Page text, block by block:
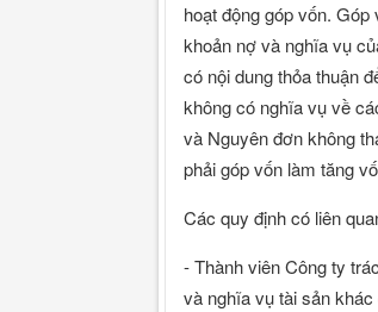
hoạt động góp vốn.
khoản nợ và nghĩa vụ
có nội dung thỏa thuận
không có nghĩa vụ về
và Nguyên đơn không
phải góp vốn làm tăng
Các quy định có liên
- Thành viên Công ty
và nghĩa vụ tài sản